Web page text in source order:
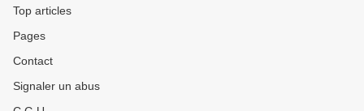
Top articles
Pages
Contact
Signaler un abus